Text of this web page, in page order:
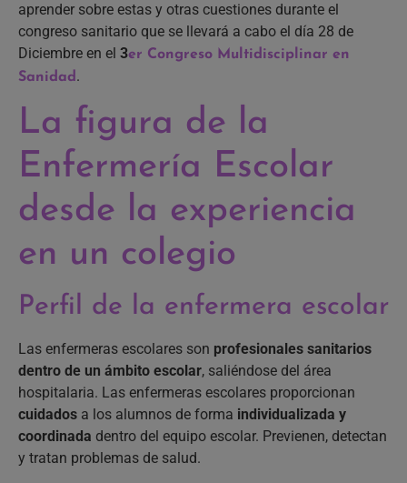
aprender sobre estas y otras cuestiones durante el
congreso sanitario que se llevará a cabo el día 28 de
Diciembre en el 3er Congreso Multidisciplinar en
Sanidad.
La figura de la
Enfermería Escolar
desde la experiencia
en un colegio
Perfil de la enfermera escolar
Las enfermeras escolares son profesionales sanitarios
dentro de un ámbito escolar, saliéndose del área
hospitalaria. Las enfermeras escolares proporcionan
cuidados a los alumnos de forma individualizada y
coordinada dentro del equipo escolar. Previenen, detectan
y tratan problemas de salud.